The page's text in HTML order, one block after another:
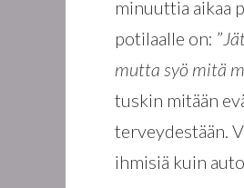
minuuttia aikaa
potilaalle on: ”
mutta syö mitä
tuskin mitään
terveydestään.
ihmisiä kuin